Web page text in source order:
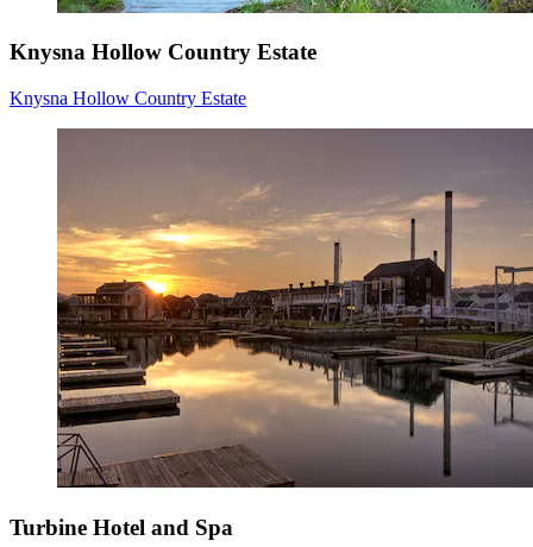
Knysna Hollow Country Estate
Knysna Hollow Country Estate
Turbine Hotel and Spa